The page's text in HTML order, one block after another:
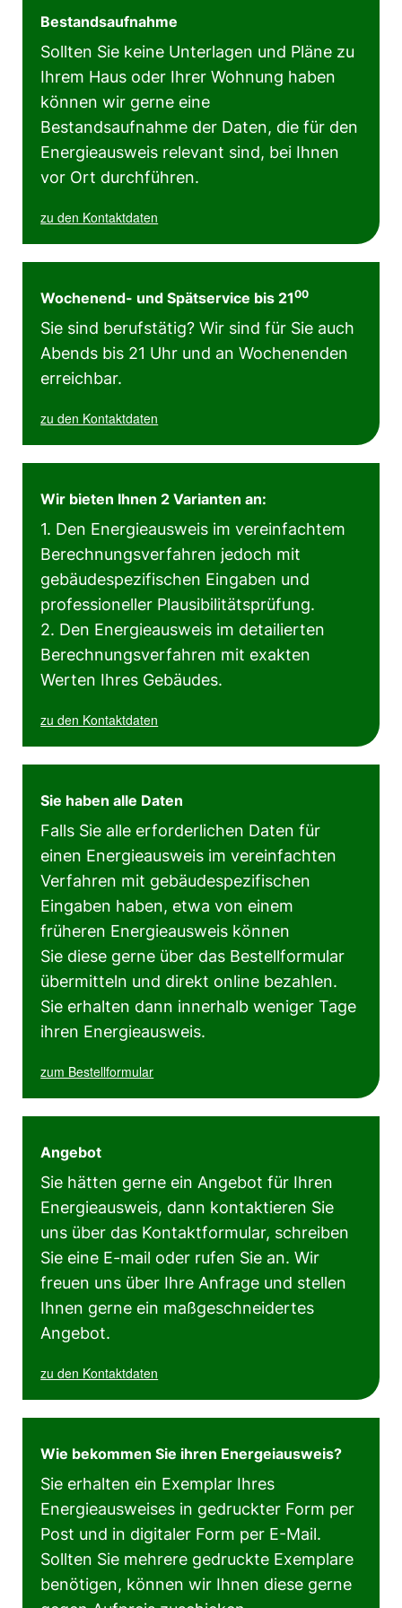
Bestandsaufnahme
Sollten Sie keine Unterlagen und Pläne zu
Ihrem Haus oder Ihrer Wohnung haben
können wir gerne eine
Bestandsaufnahme der Daten, die für den
Energieausweis relevant sind, bei Ihnen
vor Ort durchführen.
zu den Kontaktdaten
Wochenend- und Spätservice bis 2100
Sie sind berufstätig? Wir sind für Sie auch
Abends bis 21 Uhr und an Wochenenden
erreichbar.
zu den Kontaktdaten
Wir bieten Ihnen 2 Varianten an:
1. Den Energieausweis im vereinfachtem
Berechnungsverfahren jedoch mit
gebäudespezifischen Eingaben und
professioneller Plausibilitätsprüfung.
2. Den Energieausweis im detailierten
Berechnungsverfahren mit exakten
Werten Ihres Gebäudes.
zu den Kontaktdaten
Sie haben alle Daten
Falls Sie alle erforderlichen Daten für
einen Energieausweis im vereinfachten
Verfahren mit gebäudespezifischen
Eingaben haben, etwa von einem
früheren Energieausweis können
Sie diese gerne über das Bestellformular
übermitteln und direkt online bezahlen.
Sie erhalten dann innerhalb weniger Tage
ihren Energieausweis.
zum Bestellformular
Angebot
Sie hätten gerne ein Angebot für Ihren
Energieausweis, dann kontaktieren Sie
uns über das Kontaktformular, schreiben
Sie eine E-mail oder rufen Sie an. Wir
freuen uns über Ihre Anfrage und stellen
Ihnen gerne ein maßgeschneidertes
Angebot.
zu den Kontaktdaten
Wie bekommen Sie ihren Energeiausweis?
Sie erhalten ein Exemplar Ihres
Energieausweises in gedruckter Form per
Post und in digitaler Form per E-Mail.
Sollten Sie mehrere gedruckte Exemplare
benötigen, können wir Ihnen diese gerne